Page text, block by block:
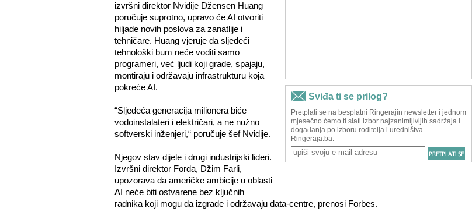
izvršni direktor Nvidije Džensen Huang
poručuje suprotno, upravo će AI otvoriti
hiljade novih poslova za zanatlije i
tehničare. Huang vjeruje da sljedeći
tehnološki bum neće voditi samo
programeri, već ljudi koji grade, spajaju,
montiraju i održavaju infrastrukturu koja
pokreće AI.
“Sljedeća generacija milionera biće
vodoinstalateri i električari, a ne nužno
softverski inženjeri,“ poručuje šef Nvidije.
Njegov stav dijele i drugi industrijski lideri.
Izvršni direktor Forda, Džim Farli,
upozorava da američke ambicije u oblasti
AI neće biti ostvarene bez ključnih
radnika koji mogu da izgrade i održavaju data-centre, prenosi Forbes.